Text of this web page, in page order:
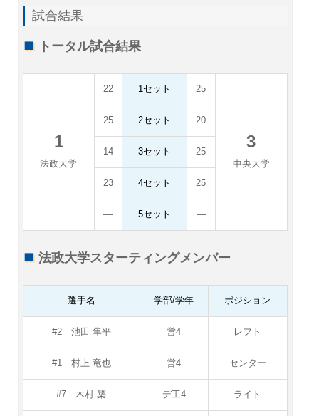
試合結果
トータル試合結果
1
法政大学
22 1セット 25
3
中央大学
25 2セット 20
14 3セット 25
23 4セット 25
― 5セット ―
法政大学スターティングメンバー
選手名 学部/学年 ポジション
#2 池田 隼平 営4 レフト
#1 村上 竜也 営4 センター
#7 木村 築 デ工4 ライト